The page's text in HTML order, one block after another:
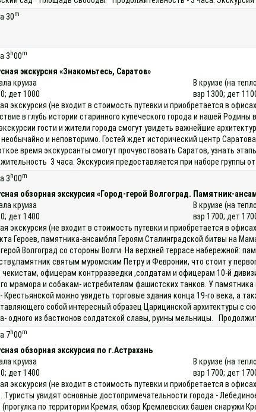
30m
3 h00m
экскурсия «Знакомьтесь, Саратов»
круиза
дет 1000
В круизе (на
взр 1300; дет
экскурсия (не входит в стоимость путевки и приобретается в
в глубь истории старинного купеческого города и нашей
гости и жители города смогут увидеть важнейшие
и неповторимо. Гостей ждет исторический центр
время экскурсанты смогут прочувствовать Саратов, узнать
3 часа. Экскурсия предоставляется при наборе группы
3 h00m
обзорная экскурсия «Город-герой Волгоград. Памятник-
круиза
дет 1400
В круизе (на
взр 1700; дет
экскурсия (не входит в стоимость путевки и приобретается в
Героев, памятника-ансамбля Героям Сталинградской битвы на
Волгоград со стороны Волги. На верхней террасе набережной:
святым муромским Петру и Февронии, что стоит у
чекистам, офицерам контрразведки ,солдатам и офицерам 10-й
мрамора и собакам- истребителям фашистских танков. У
Крестьянской можно увидеть торговые здания конца 19-го века, а
собой интересный образец Царицинской архитектуры с
одного из бастионов солдатской славы, руины мельницы.
7h00m
обзорная экскурсия по г.Астрахань
круиза
дет 1400
В круизе (на
взр 1700; дет
экскурсия (не входит в стоимость путевки и приобретается в
Туристы увидят основные достопримечательности города -
по территории Кремля, обзор Кремлевских башен снаружи